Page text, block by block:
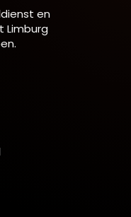
en
Limburg